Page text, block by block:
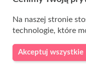
CHWILOWO
Pawlacz do
Na naszej stronie
technologie, które
Akceptuj wszystkie